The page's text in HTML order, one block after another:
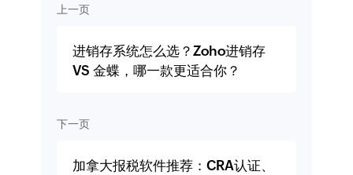
上一页
进销存系统怎么选？Zoho进销存
VS 金蝶，哪一款更适合你？
下一页
加拿大报税软件推荐：CRA认证、